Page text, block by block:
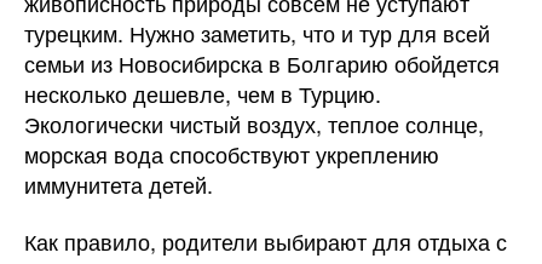
турецким. Нужно заметить, что и тур для всей
семьи из Новосибирска в Болгарию обойдется
несколько дешевле, чем в Турцию.
Экологически чистый воздух, теплое солнце,
морская вода способствуют укреплению
иммунитета детей.
Как правило, родители выбирают для отдыха с